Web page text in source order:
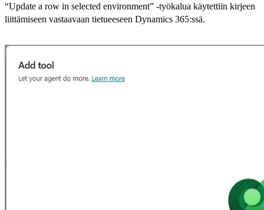
“Update a row in selected environment” -työkalua käytettiin kirjeen
liittämiseen vastaavaan tietueeseen Dynamics 365:ssä.